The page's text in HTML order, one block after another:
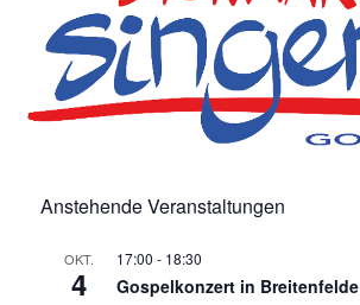
Anstehende Veranstaltungen
OKT.
4
17:00 - 18:30
Gospelkonzert in Breitenfelde